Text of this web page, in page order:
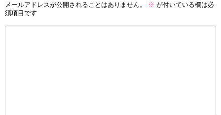
メールアドレスが公開されることはありません。 ※ が付いている欄は必
須項目です